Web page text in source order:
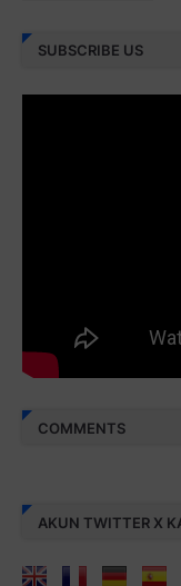
SUBSCRIBE US
COMMENTS
AKUN TWITTER X